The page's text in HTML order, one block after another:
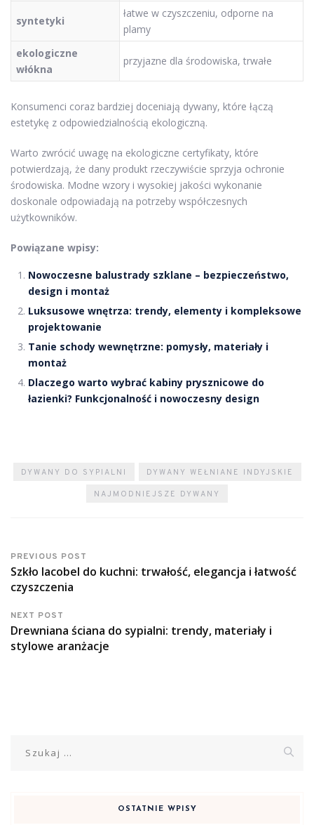
syntetyki
łatwe w czyszczeniu, odporne na
plamy
ekologiczne
włókna
przyjazne dla środowiska, trwałe
Konsumenci coraz bardziej doceniają dywany, które łączą
estetykę z odpowiedzialnością ekologiczną.
Warto zwrócić uwagę na ekologiczne certyfikaty, które
potwierdzają, że dany produkt rzeczywiście sprzyja ochronie
środowiska. Modne wzory i wysokiej jakości wykonanie
doskonale odpowiadają na potrzeby współczesnych
użytkowników.
Powiązane wpisy:
Nowoczesne balustrady szklane – bezpieczeństwo,
design i montaż
Luksusowe wnętrza: trendy, elementy i kompleksowe
projektowanie
Tanie schody wewnętrzne: pomysły, materiały i
montaż
Dlaczego warto wybrać kabiny prysznicowe do
łazienki? Funkcjonalność i nowoczesny design
DYWANY DO SYPIALNI DYWANY WEŁNIANE INDYJSKIE
NAJMODNIEJSZE DYWANY
PREVIOUS POST
Szkło lacobel do kuchni: trwałość, elegancja i łatwość
czyszczenia
NEXT POST
Drewniana ściana do sypialni: trendy, materiały i
stylowe aranżacje
OSTATNIE WPISY